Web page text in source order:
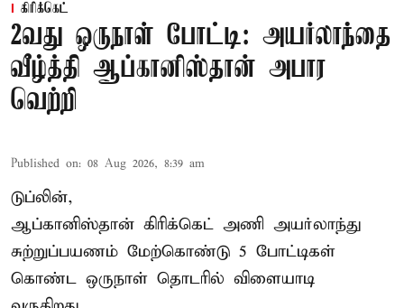
கிரிக்கெட்
2வது ஒருநாள் போட்டி: அயர்லாந்தை
வீழ்த்தி ஆப்கானிஸ்தான் அபார
வெற்றி
Published on: 08 Aug 2026, 8:39 am
டுப்லின்,
ஆப்கானிஸ்தான் கிரிக்கெட் அணி அயர்லாந்து
சுற்றுப்பயணம் மேற்கொண்டு 5 போட்டிகள்
கொண்ட ஒருநாள் தொடரில் விளையாடி